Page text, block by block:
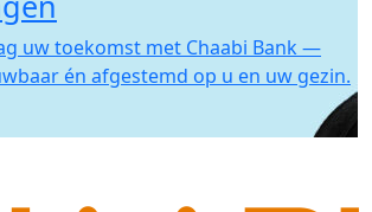
uw toekomst met Chaabi Bank —
én afgestemd op u en uw gezin.